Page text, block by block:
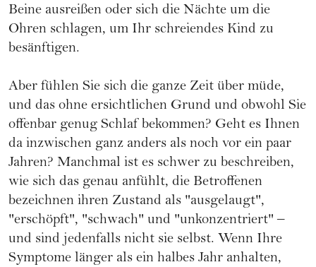
Beine ausreißen oder sich die Nächte um die
Ohren schlagen, um Ihr schreiendes Kind zu
besänftigen.
Aber fühlen Sie sich die ganze Zeit über müde,
und das ohne ersichtlichen Grund und obwohl Sie
offenbar genug Schlaf bekommen? Geht es Ihnen
da inzwischen ganz anders als noch vor ein paar
Jahren? Manchmal ist es schwer zu beschreiben,
wie sich das genau anfühlt, die Betroffenen
bezeichnen ihren Zustand als "ausgelaugt",
"erschöpft", "schwach" und "unkonzentriert" –
und sind jedenfalls nicht sie selbst. Wenn Ihre
Symptome länger als ein halbes Jahr anhalten,